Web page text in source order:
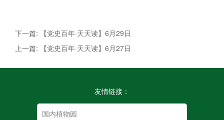
下一篇: 【党史百年·天天读】6月29日
上一篇: 【党史百年·天天读】6月27日
友情链接：